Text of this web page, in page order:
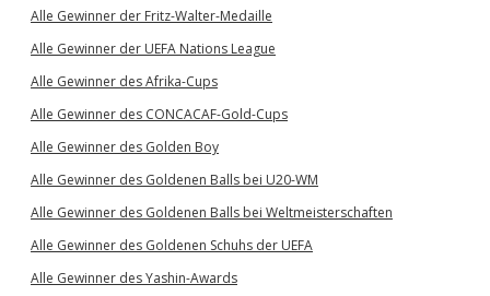
Alle Gewinner der Fritz-Walter-Medaille
Alle Gewinner der UEFA Nations League
Alle Gewinner des Afrika-Cups
Alle Gewinner des CONCACAF-Gold-Cups
Alle Gewinner des Golden Boy
Alle Gewinner des Goldenen Balls bei U20-WM
Alle Gewinner des Goldenen Balls bei Weltmeisterschaften
Alle Gewinner des Goldenen Schuhs der UEFA
Alle Gewinner des Yashin-Awards